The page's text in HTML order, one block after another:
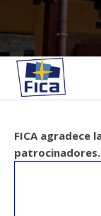
FICA agradece
patrocinadores.